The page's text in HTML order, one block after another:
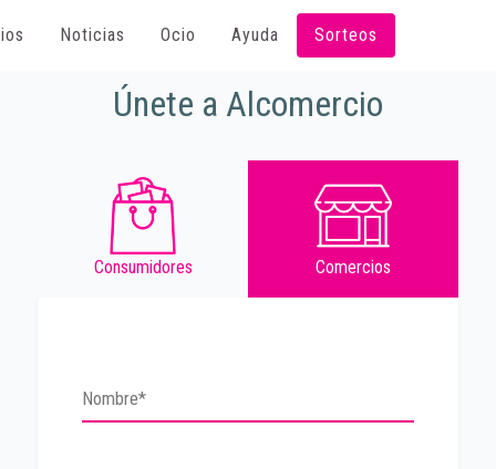
Noticias Ocio Ayuda Sorteos
Únete a Alcomercio
Consumidores Comercios